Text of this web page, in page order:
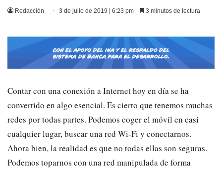
Redacción 3 de julio de 2019 | 6:23 pm 3 minutos de lectura
Contar con una conexión a Internet hoy en día se ha
convertido en algo esencial. Es cierto que tenemos muchas
redes por todas partes. Podemos coger el móvil en casi
cualquier lugar, buscar una red Wi-Fi y conectarnos.
Ahora bien, la realidad es que no todas ellas son seguras.
Podemos toparnos con una red manipulada de forma